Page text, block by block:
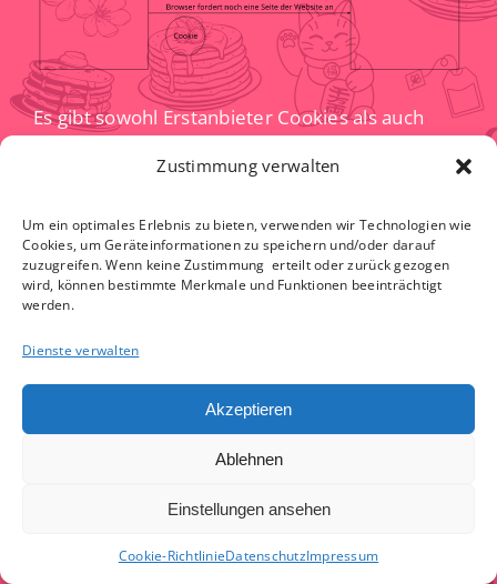
Zustimmung verwalten
Um ein optimales Erlebnis zu bieten, verwenden wir Technologien wie
Cookies, um Geräteinformationen zu speichern und/oder darauf
zuzugreifen. Wenn keine Zustimmung erteilt oder zurück gezogen
wird, können bestimmte Merkmale und Funktionen beeinträchtigt
werden.
Dienste verwalten
Akzeptieren
Ablehnen
Einstellungen ansehen
Cookie-RichtlinieDatenschutzImpressum
Es gibt sowohl Erstanbieter Cookies als auch
werden direkt von unserer Seite erstellt,
Drittanbieter-Cookies werden von Partner-
Websites (z.B. Google Analytics) erstellt. Jedes
Cookie ist individuell zu bewerten, da jedes
Cookie andere Daten speichert. Auch die
Ablaufzeit eines Cookies variiert von ein paar
keine Software-Programme und enthalten keine
Viren, Trojaner oder andere „Schädlinge“.
Cookies können auch nicht auf Informationen
Ihres PCs zugreifen.
So können zum Beispiel Cookie-Daten